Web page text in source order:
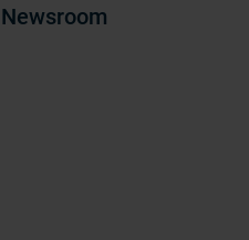
Newsroom